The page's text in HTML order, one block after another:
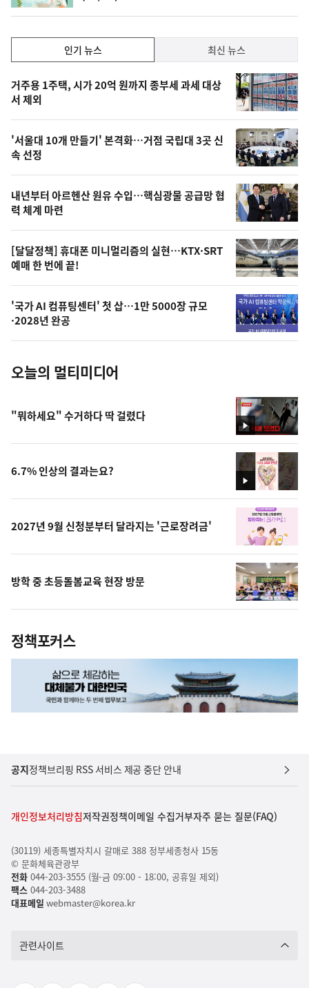
기,
최
신,
오
늘
의
영
상
오
늘
의
사
진
인기 뉴스 최신 뉴스
기
뉴
스
거주용 1주택, 시가 20억 원까지 종부세 과세 대상
서 제외
'서울대 10개 만들기' 본격화…거점 국립대 3곳 신
속 선정
내년부터 아르헨산 원유 수입…핵심광물 공급망 협
력 체계 마련
[달달정책] 휴대폰 미니멀리즘의 실현…KTX·SRT
예매 한 번에 끝!
'국가 AI 컴퓨팅센터' 첫 삽…1만 5000장 규모
·2028년 완공
오늘의 멀티미디어
영
상
"뭐하세요" 수거하다 딱 걸렸다
영
상
6.7% 인상의 결과는요?
2027년 9월 신청분부터 달라지는 '근로장려금'
방학 중 초등돌봄교육 현장 방문
정책포커스
공지정책브리핑 RSS 서비스 제공 중단 안내
개인정보처리방침저작권정책이메일 수집거부자주 묻는 질문(FAQ)
(30119) 세종특별자치시 갈매로 388 정부세종청사 15동
© 문화체육관광부
전화044-203-3555 (월-금 09:00 - 18:00, 공휴일 제외)
팩스 044-203-3488
대표메일 webmaster@korea.kr
관련사이트